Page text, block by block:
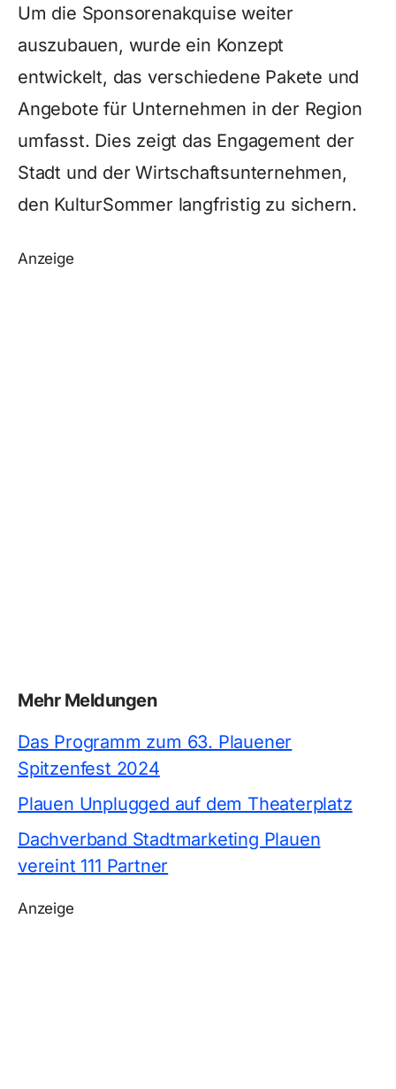
Um die Sponsorenakquise weiter
auszubauen, wurde ein Konzept
entwickelt, das verschiedene Pakete und
Angebote für Unternehmen in der Region
umfasst. Dies zeigt das Engagement der
Stadt und der Wirtschaftsunternehmen,
den KulturSommer langfristig zu sichern.
Anzeige
Mehr Meldungen
Das Programm zum 63. Plauener
Spitzenfest 2024
Plauen Unplugged auf dem Theaterplatz
Dachverband Stadtmarketing Plauen
vereint 111 Partner
Anzeige